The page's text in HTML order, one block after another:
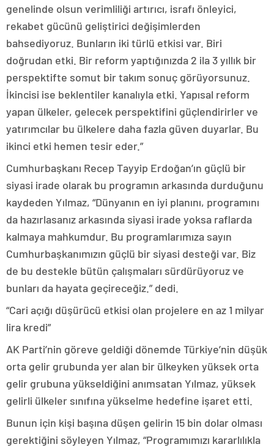
genelinde olsun verimliliği artırıcı, israfı önleyici,
rekabet gücünü geliştirici değişimlerden
bahsediyoruz. Bunların iki türlü etkisi var. Biri
doğrudan etki. Bir reform yaptığınızda 2 ila 3 yıllık bir
perspektifte somut bir takım sonuç görüyorsunuz.
İkincisi ise beklentiler kanalıyla etki. Yapısal reform
yapan ülkeler, gelecek perspektifini güçlendirirler ve
yatırımcılar bu ülkelere daha fazla güven duyarlar. Bu
ikinci etki hemen tesir eder.”
Cumhurbaşkanı Recep Tayyip Erdoğan’ın güçlü bir
siyasi irade olarak bu programın arkasında durduğunu
kaydeden Yılmaz, “Dünyanın en iyi planını, programını
da hazırlasanız arkasında siyasi irade yoksa raflarda
kalmaya mahkumdur. Bu programlarımıza sayın
Cumhurbaşkanımızın güçlü bir siyasi desteği var. Biz
de bu destekle bütün çalışmaları sürdürüyoruz ve
bunları da hayata geçireceğiz.” dedi.
“Cari açığı düşürücü etkisi olan projelere en az 1 milyar
lira kredi”
AK Parti’nin göreve geldiği dönemde Türkiye’nin düşük
orta gelir grubunda yer alan bir ülkeyken yüksek orta
gelir grubuna yükseldiğini anımsatan Yılmaz, yüksek
gelirli ülkeler sınıfına yükselme hedefine işaret etti.
Bunun için kişi başına düşen gelirin 15 bin dolar olması
gerektiğini söyleyen Yılmaz, “Programımızı kararlılıkla